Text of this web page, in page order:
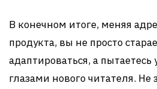
В конечном итоге, меняя
продукта, вы не просто
адаптироваться, а
глазами нового читателя. Не